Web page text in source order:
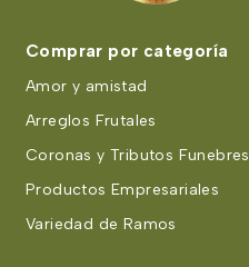
Comprar por categoría
Amor y amistad
Arreglos Frutales
Coronas y Tributos Funebres
Productos Empresariales
Variedad de Ramos